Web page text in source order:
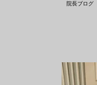
院長ブログ